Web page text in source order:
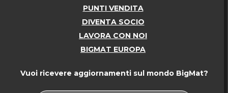
PUNTI VENDITA
DIVENTA SOCIO
LAVORA CON NOI
BIGMAT EUROPA
Vuoi ricevere aggiornamenti sul mondo BigMat?